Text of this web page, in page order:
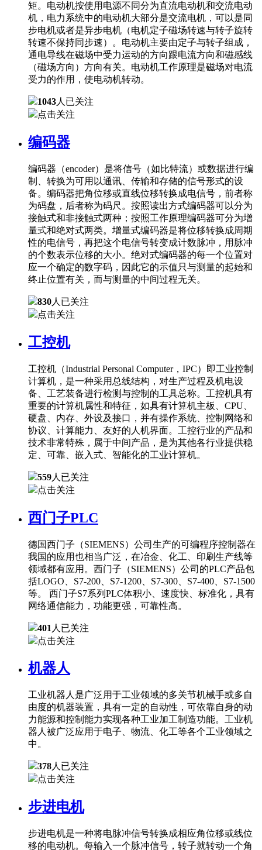
矩。电动机按使用电源不同分为直流电动机和交流电动
机，电力系统中的电动机大部分是交流电机，可以是同
步电机或者是异步电机（电机定子磁场转速与转子旋转
转速不保持同步速）。电动机主要由定子与转子组成，
通电导线在磁场中受力运动的方向跟电流方向和磁感线
（磁场方向）方向有关。电动机工作原理是磁场对电流
受力的作用，使电动机转动。
1043人已关注
点击关注
编码器
编码器（encoder）是将信号（如比特流）或数据进行编
制、转换为可用以通讯、传输和存储的信号形式的设
备。编码器把角位移或直线位移转换成电信号，前者称
为码盘，后者称为码尺。按照读出方式编码器可以分为
接触式和非接触式两种；按照工作原理编码器可分为增
量式和绝对式两类。增量式编码器是将位移转换成周期
性的电信号，再把这个电信号转变成计数脉冲，用脉冲
的个数表示位移的大小。绝对式编码器的每一个位置对
应一个确定的数字码，因此它的示值只与测量的起始和
终止位置有关，而与测量的中间过程无关。
830人已关注
点击关注
工控机
工控机（Industrial Personal Computer，IPC）即工业控制
计算机，是一种采用总线结构，对生产过程及机电设
备、工艺装备进行检测与控制的工具总称。工控机具有
重要的计算机属性和特征，如具有计算机主板、CPU、
硬盘、内存、外设及接口，并有操作系统、控制网络和
协议、计算能力、友好的人机界面。工控行业的产品和
技术非常特殊，属于中间产品，是为其他各行业提供稳
定、可靠、嵌入式、智能化的工业计算机。
559人已关注
点击关注
西门子PLC
德国西门子（SIEMENS）公司生产的可编程序控制器在
我国的应用也相当广泛，在冶金、化工、印刷生产线等
领域都有应用。西门子（SIEMENS）公司的PLC产品包
括LOGO、S7-200、S7-1200、S7-300、S7-400、S7-1500
等。 西门子S7系列PLC体积小、速度快、标准化，具有
网络通信能力，功能更强，可靠性高。
401 人已关注
点击关注
机器人
工业机器人是广泛用于工业领域的多关节机械手或多自
由度的机器装置，具有一定的自动性，可依靠自身的动
力能源和控制能力实现各种工业加工制造功能。工业机
器人被广泛应用于电子、物流、化工等各个工业领域之
中。
378人已关注
点击关注
步进电机
步进电机是一种将电脉冲信号转换成相应角位移或线位
移的电动机。每输入一个脉冲信号，转子就转动一个角